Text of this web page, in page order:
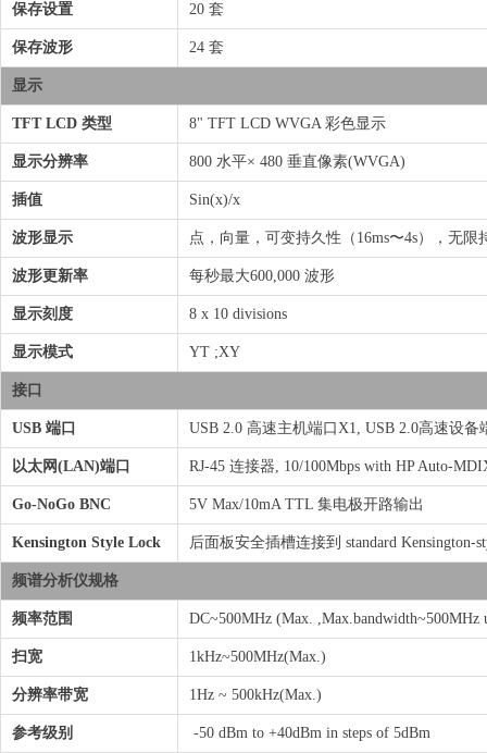
保存设置 20 套
保存波形 24 套
显示
TFT LCD 类型 8" TFT LCD WVGA 彩色显示
显示分辨率 800 水平× 480 垂直像素(WVGA)
插值 Sin(x)/x
波形显示 点，向量，可变持久性（16ms〜4s），无限
波形更新率 每秒最大600,000 波形
显示刻度 8 x 10 divisions
显示模式 YT ;XY
接口
USB 端口 USB 2.0 高速主机端口X1, USB 2.0高速设备
以太网(LAN)端口 RJ-45 连接器, 10/100Mbps with HP Auto-
Go-NoGo BNC 5V Max/10mA TTL 集电极开路输出
Kensington Style Lock 后面板安全插槽连接到 standard Kensington-
频谱分析仪规格
频率范围 DC~500MHz (Max. ,Max.bandwidth~500MHz
扫宽 1kHz~500MHz(Max.)
分辨率带宽 1Hz ~ 500kHz(Max.)
参考级别 -50 dBm to +40dBm in steps of 5dBm